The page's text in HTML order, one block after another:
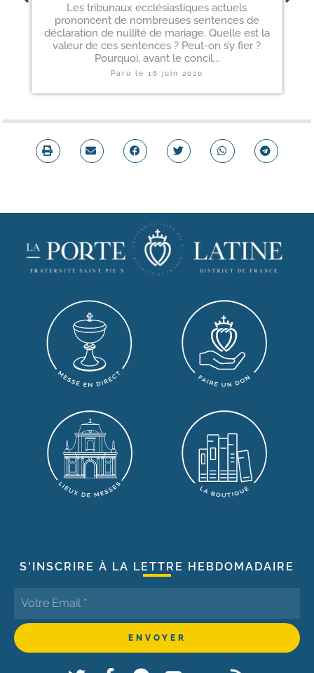
Les tribunaux ecclésiastiques actuels
prononcent de nombreuses sentences de
déclaration de nullité de mariage. Quelle est la
valeur de ces sentences ? Peut-on s’y fier ?
Pourquoi, avant le concil...
Paru le 16 juin 2020
S'INSCRIRE À LA LETTRE HEBDOMADAIRE